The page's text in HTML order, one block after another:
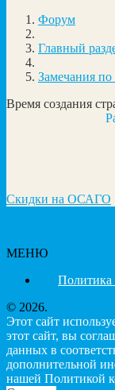
Форум
Главный
Замечания по
Время создания
Скидки на ОСАГО
МЕНЮ
Политика
© 2026.
Этот сайт
этот сайт, вы
данных в
дополнительной
нашей Политикой